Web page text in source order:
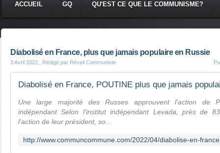
ACCUEIL GQ QU'EST CE QUE LE COMMUNISME?
Diabolisé en France, plus que jamais populaire en Russie
3 Avril 2022 , Rédigé par Réveil Communiste
Une large majorité des Russes approuvent l'action de
indépendant Selon l'institut indépendant Levada, près de
l'action de leur président, so...